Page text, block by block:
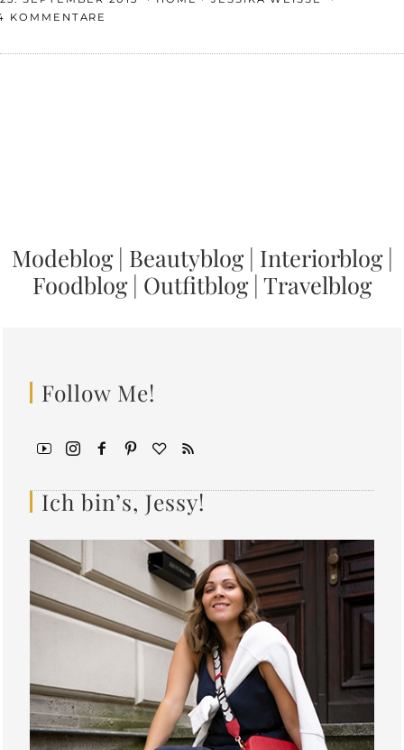
KOMMENTARE
Modeblog| Beautyblog| Interiorblog|
Foodblog| Outfitblog| Travelblog
Follow Me!
Ich bin’s, Jessy!